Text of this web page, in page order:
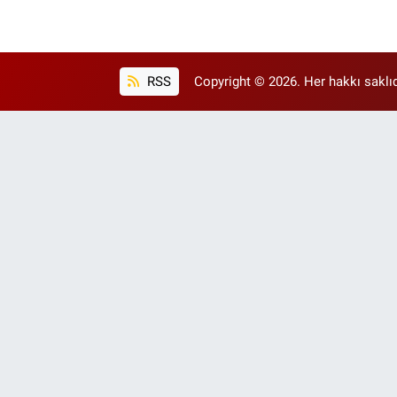
RSS Copyright © 2026. Her hakkı